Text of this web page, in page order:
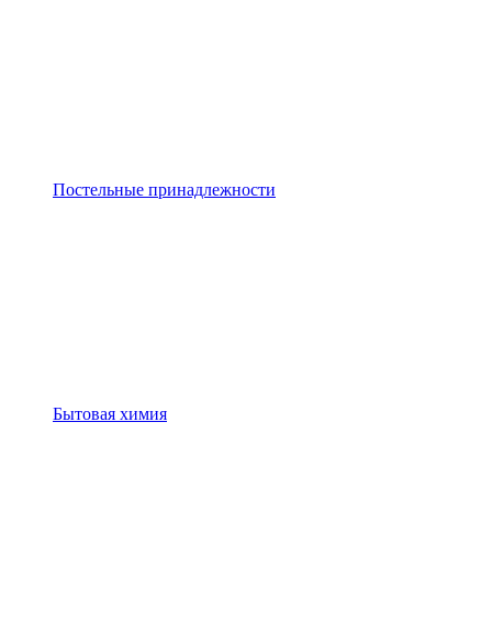
Постельные принадлежности
Бытовая химия